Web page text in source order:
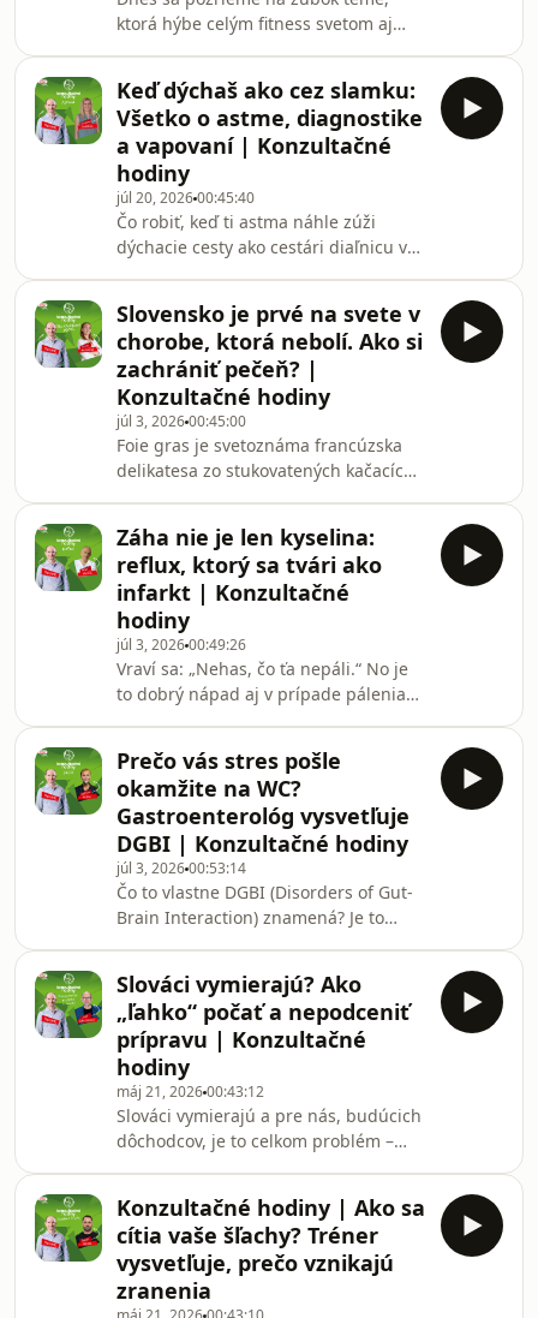
ktorá hýbe celým fitness svetom aj
vieme vôbec, čo si dávame do tela?
Naozaj etikety neklamú, alebo si len
kupujeme predražený marketing?
Dnešná zostava na konzultácii:· Milan
„Docent“ Sedliak – ktorý vám namieša
presnú dávku vedeckých faktov.·
Tomáš Sitkey – herec, študent FTVŠ a
človek, ktorého
Keď dýchaš ako cez slamku:
Všetko o astme, diagnostike
a vapovaní | Konzultačné
hodiny
júl 20, 202600:45:40
Čo robiť, keď ti astma náhle zúži
dýchacie cesty ako cestári diaľnicu v
Milan Docent Sedliak výnimočného
hosťa – pneumologičku a veľkú
fanúšičku Iron Maiden, MUDr.
Katarínu Dostálovú. Pozrieme sa na
to, či je astma len jedna diagnóza, čo
ju spúšťa a prečo postihuje aj
vrcholových športovcov. Dá sa z astmy
úplne vyliečiť alebo z
Slovensko je prvé na svete v
chorobe, ktorá nebolí. Ako si
zachrániť pečeň? |
Konzultačné hodiny
júl 3, 202600:45:00
Foie gras je svetoznáma francúzska
delikatesa zo stukovatených kačacích
miliónov ľudí na celom svete a
namiesto gurmánskeho zážitku ide o
tichú epidémiu? Stukovatená pečeň
odborne nazývaná MASLD (v minulosti
známa ako NAFLD) dlhé roky nebolí a
nespôsobuje žiadne príznaky, no v
najhoršom prípade môže viesť až k
cirhóze a tran
Záha nie je len kyselina:
reflux, ktorý sa tvári ako
infarkt | Konzultačné
hodiny
júl 3, 202600:49:26
Vraví sa: „Nehas, čo ťa nepáli.“ No je
to dobrý nápad aj v prípade pálenia
pálenie záhy je len príznak, zatiaľ čo
reflux (GERD) je skutočná choroba. V
novej epizóde Konzultačných hodín sa
pozrieme na to, prečo reflux ani
zďaleka nie je len o občasnej
nepríjemnej kyseline v ústach. Vedeli
ste, že toto chronické ochorenie dokáž
Prečo vás stres pošle
okamžite na WC?
Gastroenterológ vysvetľuje
DGBI | Konzultačné hodiny
júl 3, 202600:53:14
Čo to vlastne DGBI (Disorders of Gut-
Brain Interaction) znamená? Je to
„nič vám nenašli“? A ako je možné, že
niekto má ukážkové výsledky
vyšetrení, no napriek tomu trpí
obrovskými bolesťami?V najnovšej
epizóde Konzultačných hodín privítal
Milan „Docent“ Sedliak popredného
slovenského gastroenterológa, doc.
MUDr. Ladislava Kuž
Slováci vymierajú? Ako
„ľahko“ počať a nepodceniť
prípravu | Konzultačné
hodiny
máj 21, 202600:43:12
Slováci vymierajú a pre nás, budúcich
dôchodcov, je to celkom problém –
dnešnej epizóde Konzultačných hodín
sa Milan „Docent“ Sedliak rozpráva s
popredným odborníkom, prof. MUDr.
Jozefom Záhumenským, PhD., o tom,
Konzultačné hodiny | Ako sa
cítia vaše šľachy? Tréner
vysvetľuje, prečo vznikajú
zranenia